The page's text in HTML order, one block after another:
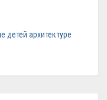
детей архитектуре